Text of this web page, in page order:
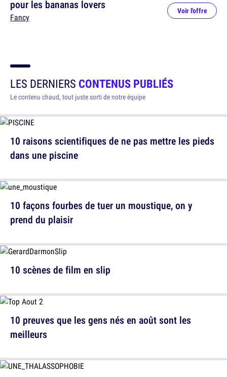
pour les bananas lovers
Fancy
Voir l'offre
LES DERNIERS CONTENUS PUBLIÉS
Le contenu chaud, tout juste sorti de notre équipe
10 raisons scientifiques de ne pas mettre les pieds
dans une piscine
10 scènes de film en slip
10 façons fourbes de tuer un moustique, on y
prend du plaisir
10 preuves que les gens nés en août sont les
meilleurs